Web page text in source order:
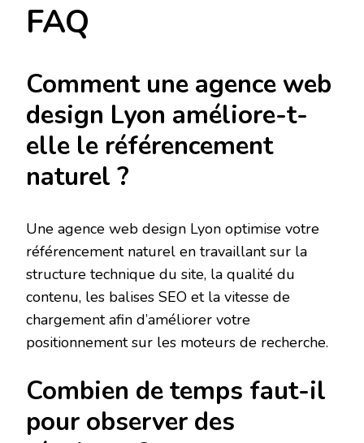
FAQ
Comment une agence web
design Lyon améliore-t-
elle le référencement
naturel ?
Une agence web design Lyon optimise votre
référencement naturel en travaillant sur la
structure technique du site, la qualité du
contenu, les balises SEO et la vitesse de
chargement afin d’améliorer votre
positionnement sur les moteurs de recherche.
Combien de temps faut-il
pour observer des